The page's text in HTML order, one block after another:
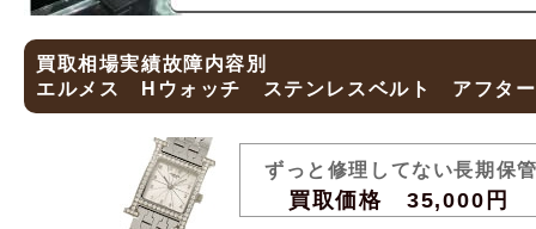
買取相場実績故障内容別
エルメス Hウォッチ ステンレスベルト アフタ
ずっと修理してない長期保
買取価格 35,000円